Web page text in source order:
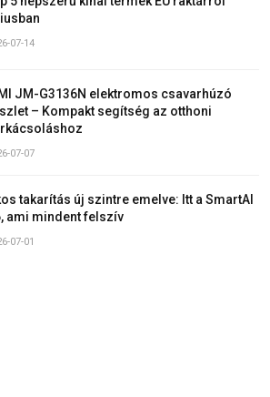
07-14
JM-G3136N elektromos csavarhúzó
– Kompakt segítség az otthoni
07-07
takarítás új szintre emelve: Itt a SmartAI
ami mindent felszív
07-01